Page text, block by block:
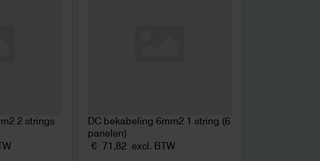
2 strings
DC bekabeling 6mm2 1 string (6
panelen)
€ 71,82 excl. BTW